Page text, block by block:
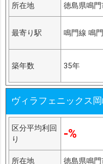
所在地 徳島県鳴
最寄り駅 鳴門線 鳴門
築年数 35年
ヴィラフェニックス
区分平均利回
り
-%
所在地 徳島県鳴